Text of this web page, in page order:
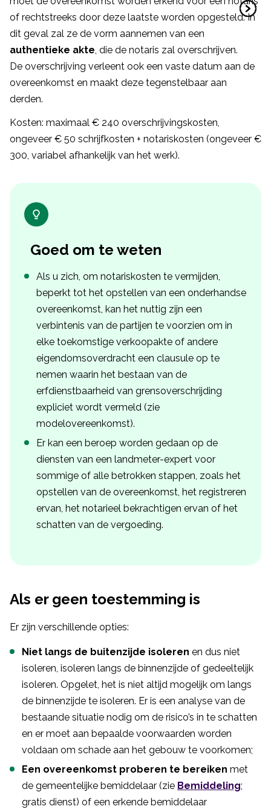
of rechtstreeks door deze laatste worden opgesteld. In
dit geval zal ze de vorm aannemen van een
authentieke akte, die de notaris zal overschrijven.
De overschrijving verleent ook een vaste datum aan de
overeenkomst en maakt deze tegenstelbaar aan
derden.
Kosten: maximaal € 240 overschrijvingskosten,
ongeveer € 50 schrijfkosten + notariskosten (ongeveer €
300, variabel afhankelijk van het werk).
Goed om te weten
Als u zich, om notariskosten te vermijden,
beperkt tot het opstellen van een onderhandse
overeenkomst, kan het nuttig zijn een
verbintenis van de partijen te voorzien om in
elke toekomstige verkoopakte of andere
eigendomsoverdracht een clausule op te
nemen waarin het bestaan van de
erfdienstbaarheid van grensoverschrijding
expliciet wordt vermeld (zie
modelovereenkomst).
Er kan een beroep worden gedaan op de
diensten van een landmeter-expert voor
sommige of alle betrokken stappen, zoals het
opstellen van de overeenkomst, het registreren
ervan, het notarieel bekrachtigen ervan of het
schatten van de vergoeding.
Als er geen toestemming is
Er zijn verschillende opties:
Niet langs de buitenzijde isoleren en dus niet
isoleren, isoleren langs de binnenzijde of gedeeltelijk
isoleren. Opgelet, het is niet altijd mogelijk om langs
de binnenzijde te isoleren. Er is een analyse van de
bestaande situatie nodig om de risico’s in te schatten
en er moet aan bepaalde voorwaarden worden
voldaan om schade aan het gebouw te voorkomen;
Een overeenkomst proberen te bereiken met
de gemeentelijke bemiddelaar (zie Bemiddeling;
gratis dienst) of een erkende bemiddelaar